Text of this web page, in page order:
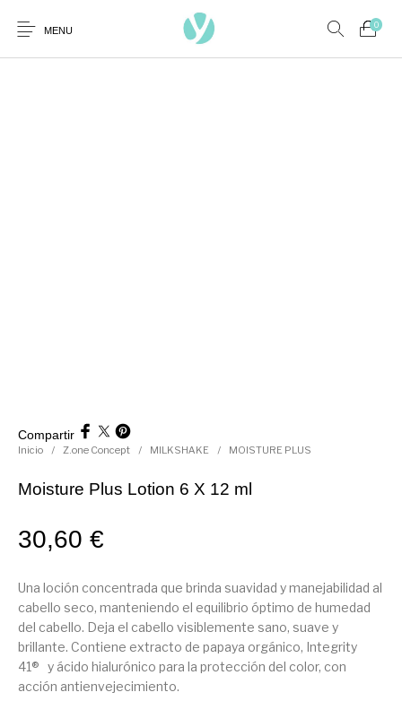
MENU
0
Inicio / Z.one Concept / MILKSHAKE / MOISTURE PLUS
Moisture Plus Lotion 6 X 12 ml
30,60€
Una loción concentrada que brinda suavidad y manejabilidad al
cabello seco, manteniendo el equilibrio óptimo de humedad
del cabello. Deja el cabello visiblemente sano, suave y
brillante. Contiene extracto de papaya orgánico, Integrity
41® y ácido hialurónico para la protección del color, con
acción antienvejecimiento.
Compartir